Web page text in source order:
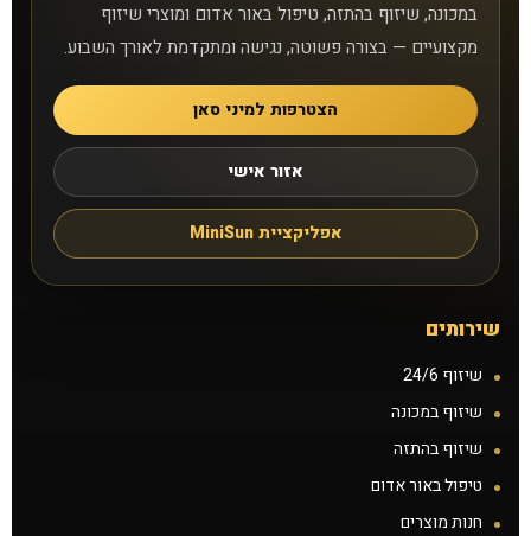
סניפים
טיפול באור אדום
אפליקציית MiniSun
במכונה, שיזוף בהתזה, טיפול באור אדום ומוצרי שיזוף
מקצועיים — בצורה פשוטה, נגישה ומתקדמת לאורך השבוע.
הצטרפות למיני סאן
אזור אישי
אפליקציית MiniSun
שירותים
שיזוף 24/6
שיזוף במכונה
שיזוף בהתזה
טיפול באור אדום
חנות מוצרים